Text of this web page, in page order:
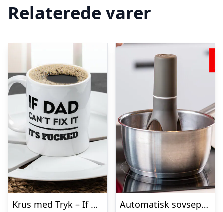
Relaterede varer
Krus med Tryk – If Dad Can’t Fix It
Automatisk sovsepisker – Stirr